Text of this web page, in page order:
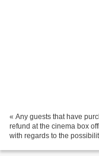
« Any guests that have
refund at the cinema box
with regards to the